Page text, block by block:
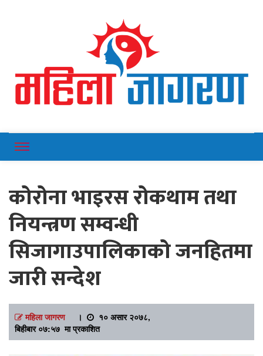
Mahilajagaran
कोरोना भाइरस रोकथाम तथा
नियन्त्रण सम्वन्धी
सिजागाउपालिकाको जनहितमा
जारी सन्देश
महिला जागरण।
१० असार २०७८,
बिहीबार ०७:५७ मा प्रकाशित